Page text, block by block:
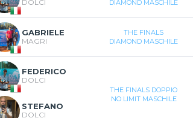
DOLCI
DIAMOND MASCHILE
GABRIELE
MAGRI
THE FINALS
DIAMOND MASCHILE
FEDERICO
DOLCI
STEFANO
DOLCI
THE FINALS DOPPIO
NO LIMIT MASCHILE